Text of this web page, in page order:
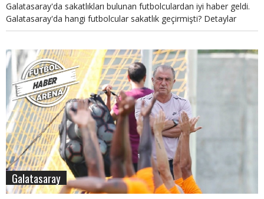
Galatasaray'da sakatlıkları bulunan futbolculardan iyi haber geldi.
Galatasaray'da hangi futbolcular sakatlık geçirmişti? Detaylar
haberimizde...
Galatasaray